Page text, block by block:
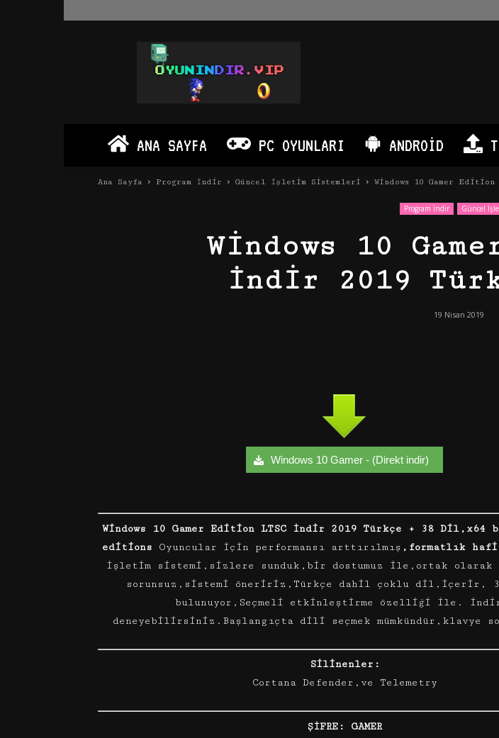
Oyun
İndir
PC
Android
ANA SAYFA PC OYUNLARI ANDROID
Ana Sayfa Program İndir Güncel İşletim Sistemleri Windows 10 Gamer
Program İndir Güncel
Windows 10
İndir 2019
19 Nisan 2019
Windows 10 Gamer - (Direkt indir)
Windows 10 Gamer Edition LTSC İndir 2019 Türkçe + 38 Dil,x64
editions Oyuncular için performansı arttırılmış ,formatlık hafif
işletim sistemi,sizlere sunduk,bir dostumuz ile,ortak olarak
sorunsuz,sistemi öneririz,Türkçe dahil çoklu dil,içerir,
bulunuyor,Seçmeli etkinleştirme özelliği ile.
deneyebilirsiniz.Başlangıçta dili seçmek mümkündür,klavye
Silinenler:
Cortana Defender,ve Telemetry
ŞİFRE: GAMER